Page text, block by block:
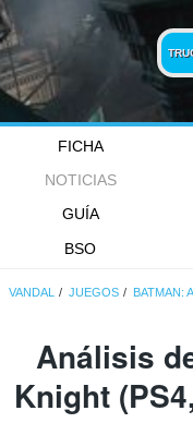
FICHA
NOTICIAS
GUÍA
BSO
VANDAL JUEGOS BATMAN:
Análisis
Knight